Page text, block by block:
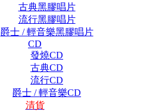
古典黑膠唱片
流行黑膠唱片
爵士 / 輕音樂黑膠唱片
CD
發燒CD
古典CD
流行CD
爵士 / 輕音樂CD
清貨